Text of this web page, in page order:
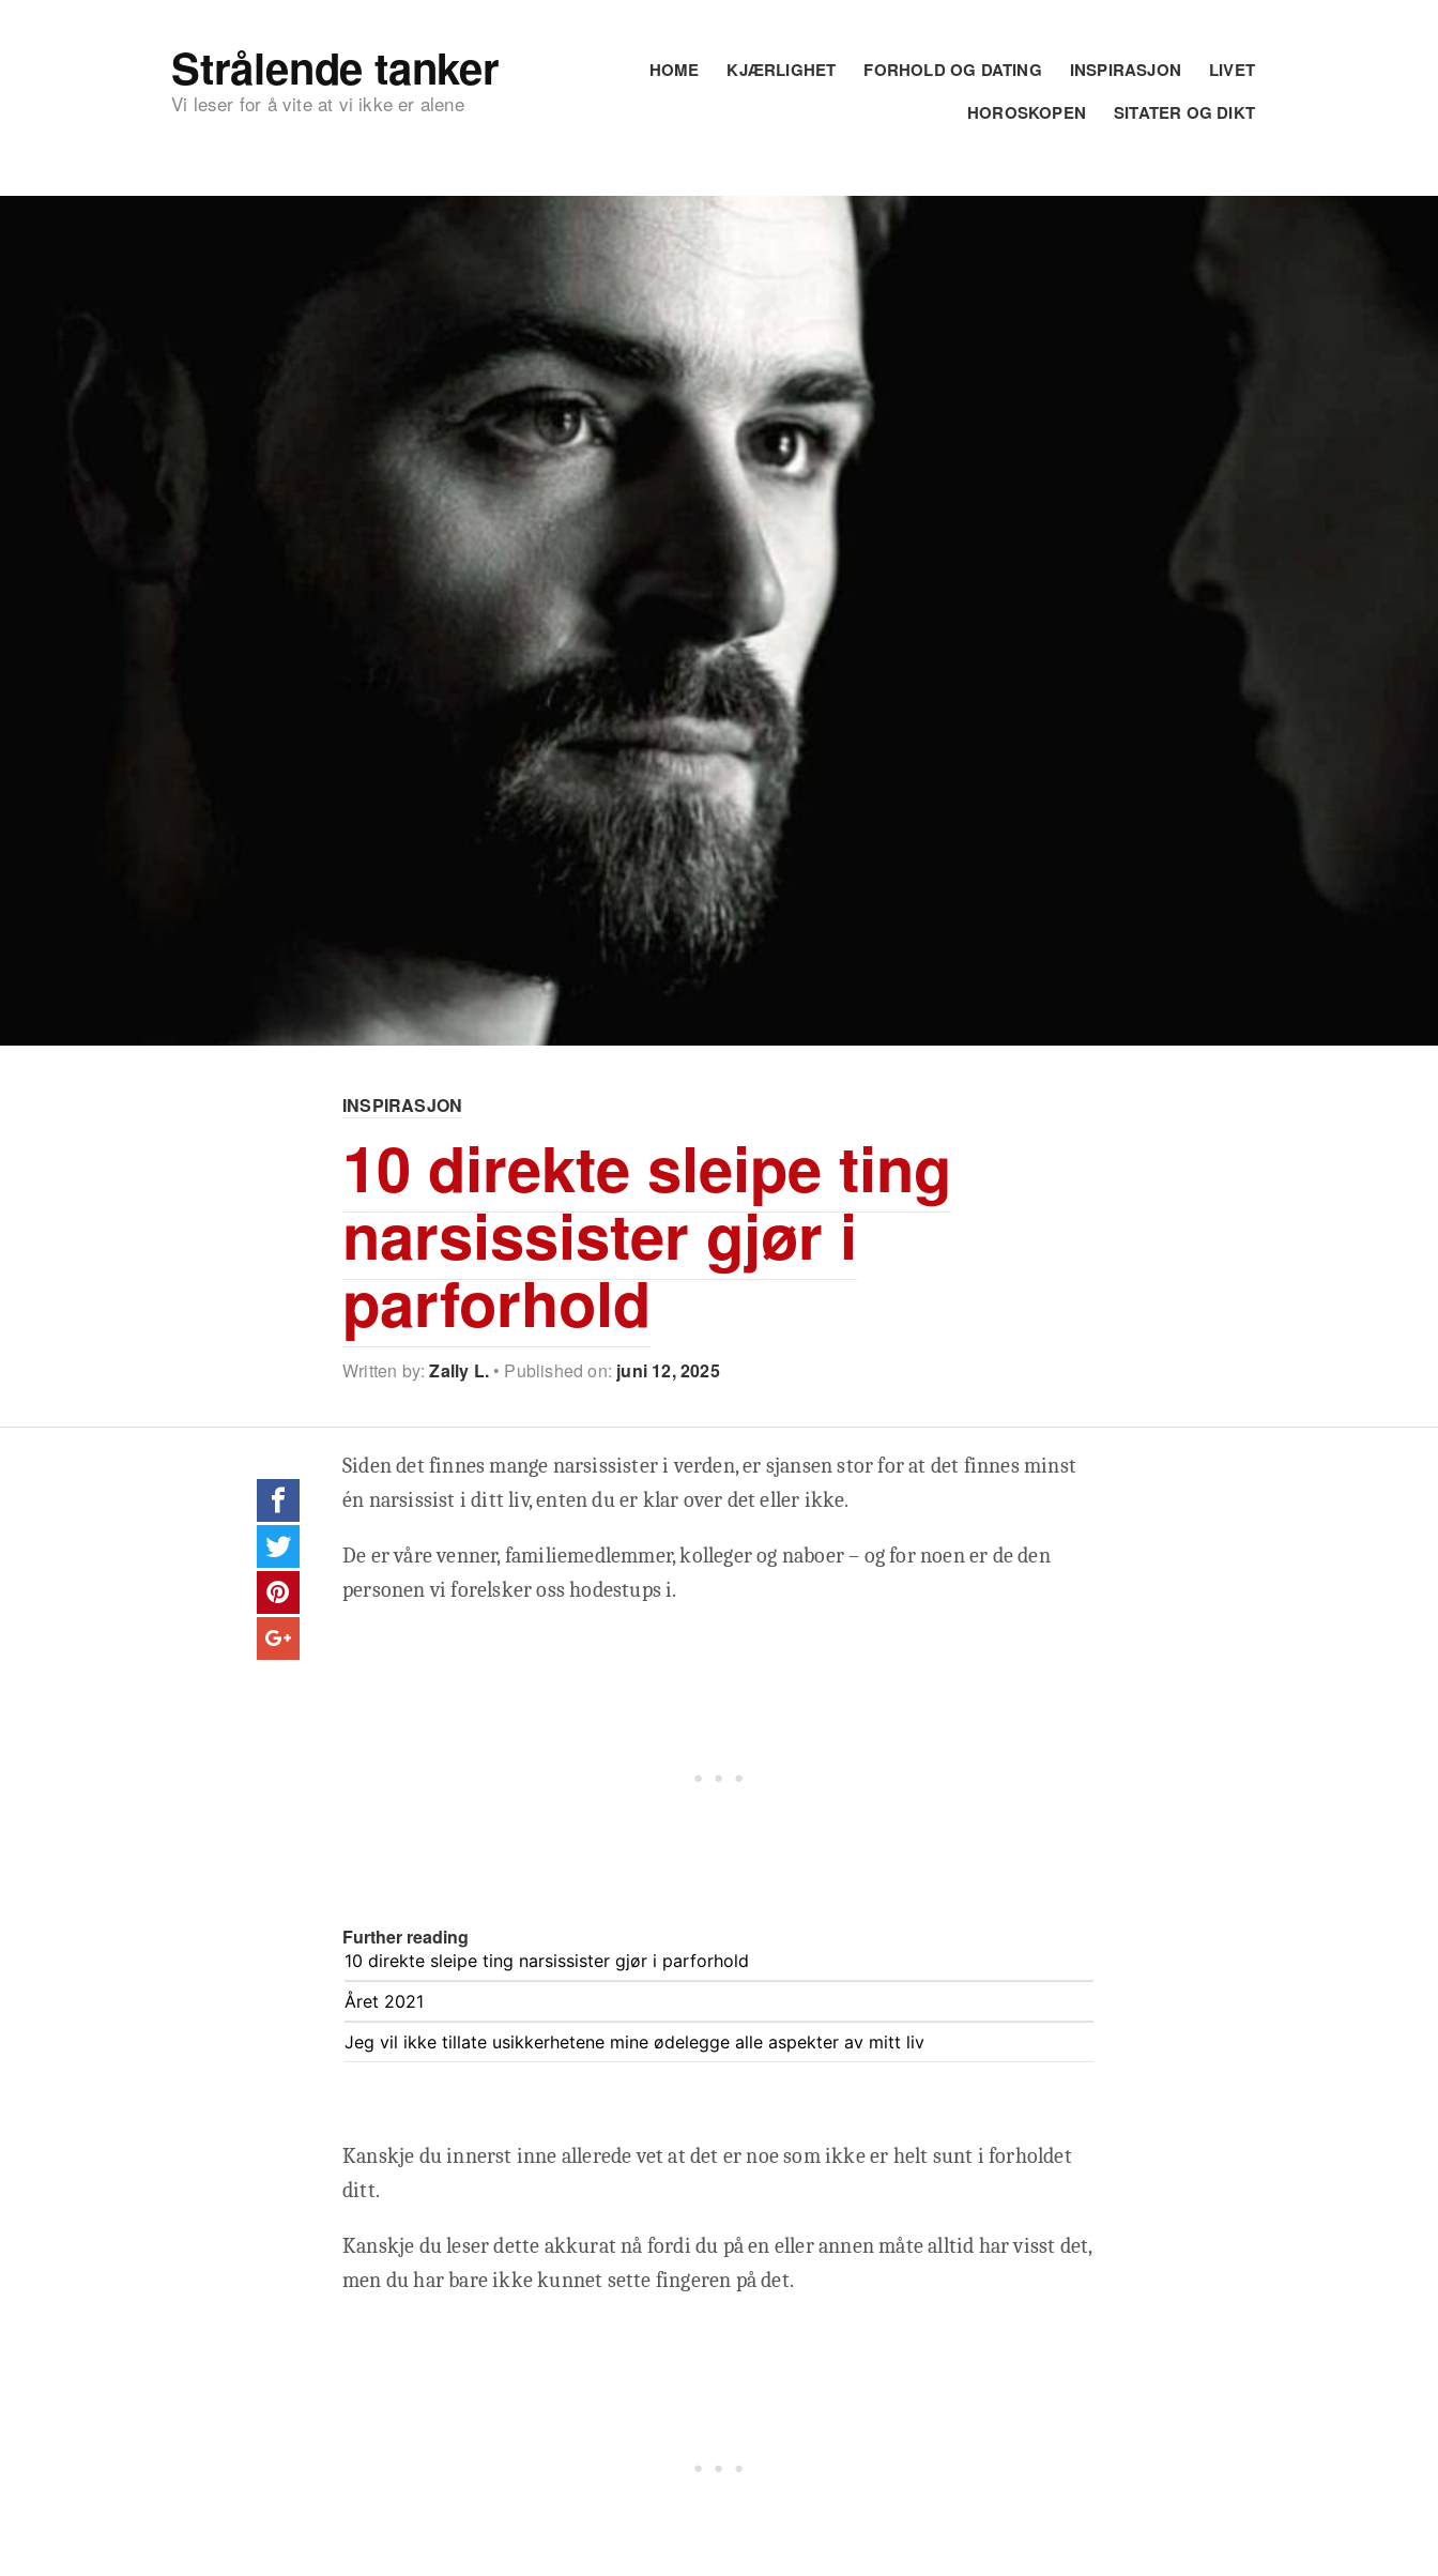
Strålende tanker
Vi leser for å vite at vi ikke er alene
HOME KJÆRLIGHET FORHOLD OG DATING INSPIRASJON
LIVET
HOROSKOPEN
SITATER OG DIKT
INSPIRASJON
10 direkte sleipe ting
narsissister gjør i
parforhold
Written by:Zally L. Published on: juni 12, 2025
Siden det finnes mange narsissister i verden, er sjansen stor for at det finnes minst
én narsissist i ditt liv, enten du er klar over det eller ikke.
De er våre venner, familiemedlemmer, kolleger og naboer – og for noen er de den
personen vi forelsker oss hodestups i.
Further reading
10 direkte sleipe ting narsissister gjør i parforhold
Året 2021
Jeg vil ikke tillate usikkerhetene mine ødelegge alle aspekter av mitt liv
Kanskje du innerst inne allerede vet at det er noe som ikke er helt sunt i forholdet
ditt.
Kanskje du leser dette akkurat nå fordi du på en eller annen måte alltid har visst det,
men du har bare ikke kunnet sette fingeren på det.